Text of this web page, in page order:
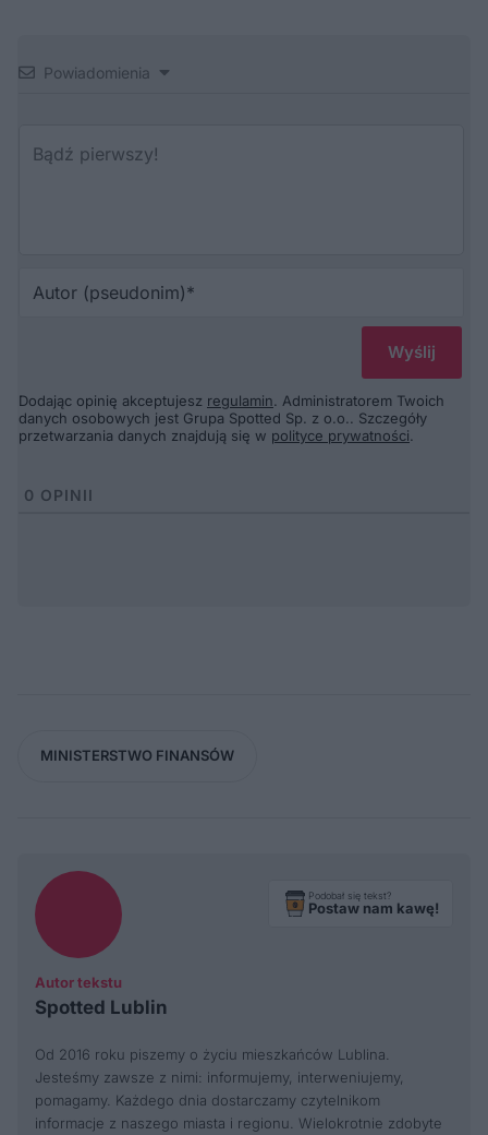
Powiadomienia
Dodając opinię akceptujesz regulamin. Administratorem Twoich
danych osobowych jest Grupa Spotted Sp. z o.o.. Szczegóły
przetwarzania danych znajdują się w polityce prywatności.
0 OPINII
MINISTERSTWO FINANSÓW
Autor tekstu
Spotted Lublin
Podobał się tekst?
Postaw nam kawę!
Od 2016 roku piszemy o życiu mieszkańców Lublina.
Jesteśmy zawsze z nimi: informujemy, interweniujemy,
pomagamy. Każdego dnia dostarczamy czytelnikom
informacje z naszego miasta i regionu. Wielokrotnie zdobyte